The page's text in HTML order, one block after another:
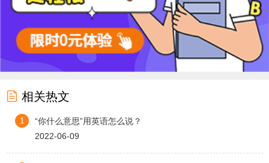
 相关热文
1
“你什么意思”用英语怎么说？
2022-06-09